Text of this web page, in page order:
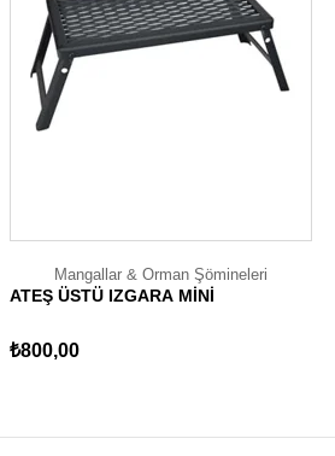
Mangallar & Orman Şömineleri
ATEŞ ÜSTÜ IZGARA MİNİ
₺800,00